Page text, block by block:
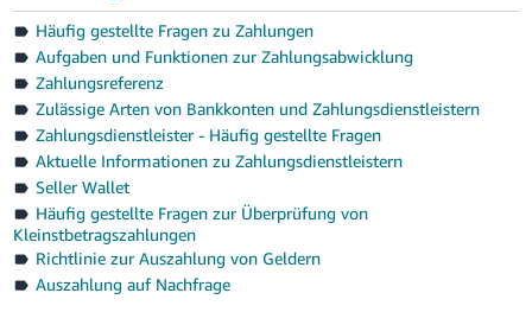
Häufig gestellte Fragen zu Zahlungen
Aufgaben und Funktionen zur Zahlungsabwicklung
Zahlungsreferenz
Zulässige Arten von Bankkonten und Zahlungsdienstleistern
Zahlungsdienstleister - Häufig gestellte Fragen
Aktuelle Informationen zu Zahlungsdienstleistern
Seller Wallet
Häufig gestellte Fragen zur Überprüfung von
Kleinstbetragszahlungen
Richtlinie zur Auszahlung von Geldern
Auszahlung auf Nachfrage